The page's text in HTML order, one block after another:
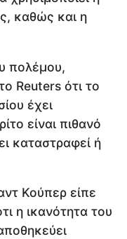
καθώς και η
πολέμου,
Reuters ότι το
έχει
είναι πιθανό
καταστραφεί ή
Κούπερ είπε
η ικανότητα του